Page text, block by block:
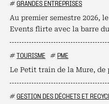
# GRANDES ENTREPRISES
Au premier semestre 2026,
Events flirte avec la barre
# TOURISME # PME
Le Petit train de la Mure, de
# GESTION DES DÉCHETS ET